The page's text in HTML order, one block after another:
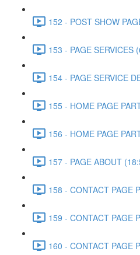
152 - POST SHOW
153 - PAGE SERVICES
154 - PAGE SERVICE
155 - HOME PAGE
156 - HOME PAGE
157 - PAGE ABOUT
158 - CONTACT PAGE
159 - CONTACT PAGE
160 - CONTACT PAGE